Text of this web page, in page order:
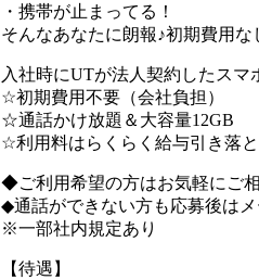
・携帯が止まってる！
そんなあなたに朗報♪初期費用な
入社時にUTが法人契約したスマ
☆初期費用不要（会社負担）
☆通話かけ放題＆大容量12GB
☆利用料はらくらく給与引き落と
◆ご利用希望の方はお気軽にご
◆通話ができない方も応募後は
※一部社内規定あり
【待遇】